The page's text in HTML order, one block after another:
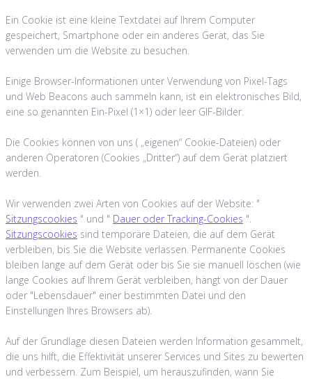
Ein Cookie ist eine kleine Textdatei auf Ihrem Computer
gespeichert, Smartphone oder ein anderes Gerät, das Sie
verwenden um die Website zu besuchen.
Einige Browser-Informationen unter Verwendung von Pixel-Tags
und Web Beacons auch sammeln kann, ist ein elektronisches Bild,
eine so genannten Ein-Pixel (1×1) oder leer GIF-Bilder.
Die Cookies können von uns ( „eigenen“ Cookie-Dateien) oder
anderen Operatoren (Cookies „Dritter“) auf dem Gerät platziert
werden.
Wir verwenden zwei Arten von Cookies auf der Website: "
Sitzungscookies " und " Dauer oder Tracking-Cookies ".
Sitzungscookies sind temporäre Dateien, die auf dem Gerät
verbleiben, bis Sie die Website verlassen. Permanente Cookies
bleiben lange auf dem Gerät oder bis Sie sie manuell löschen (wie
lange Cookies auf Ihrem Gerät verbleiben, hängt von der Dauer
oder "Lebensdauer" einer bestimmten Datei und den
Einstellungen Ihres Browsers ab).
Auf der Grundlage diesen Dateien werden Information gesammelt,
die uns hilft, die Effektivität unserer Services und Sites zu bewerten
und verbessern. Zum Beispiel, um herauszufinden, wann Sie